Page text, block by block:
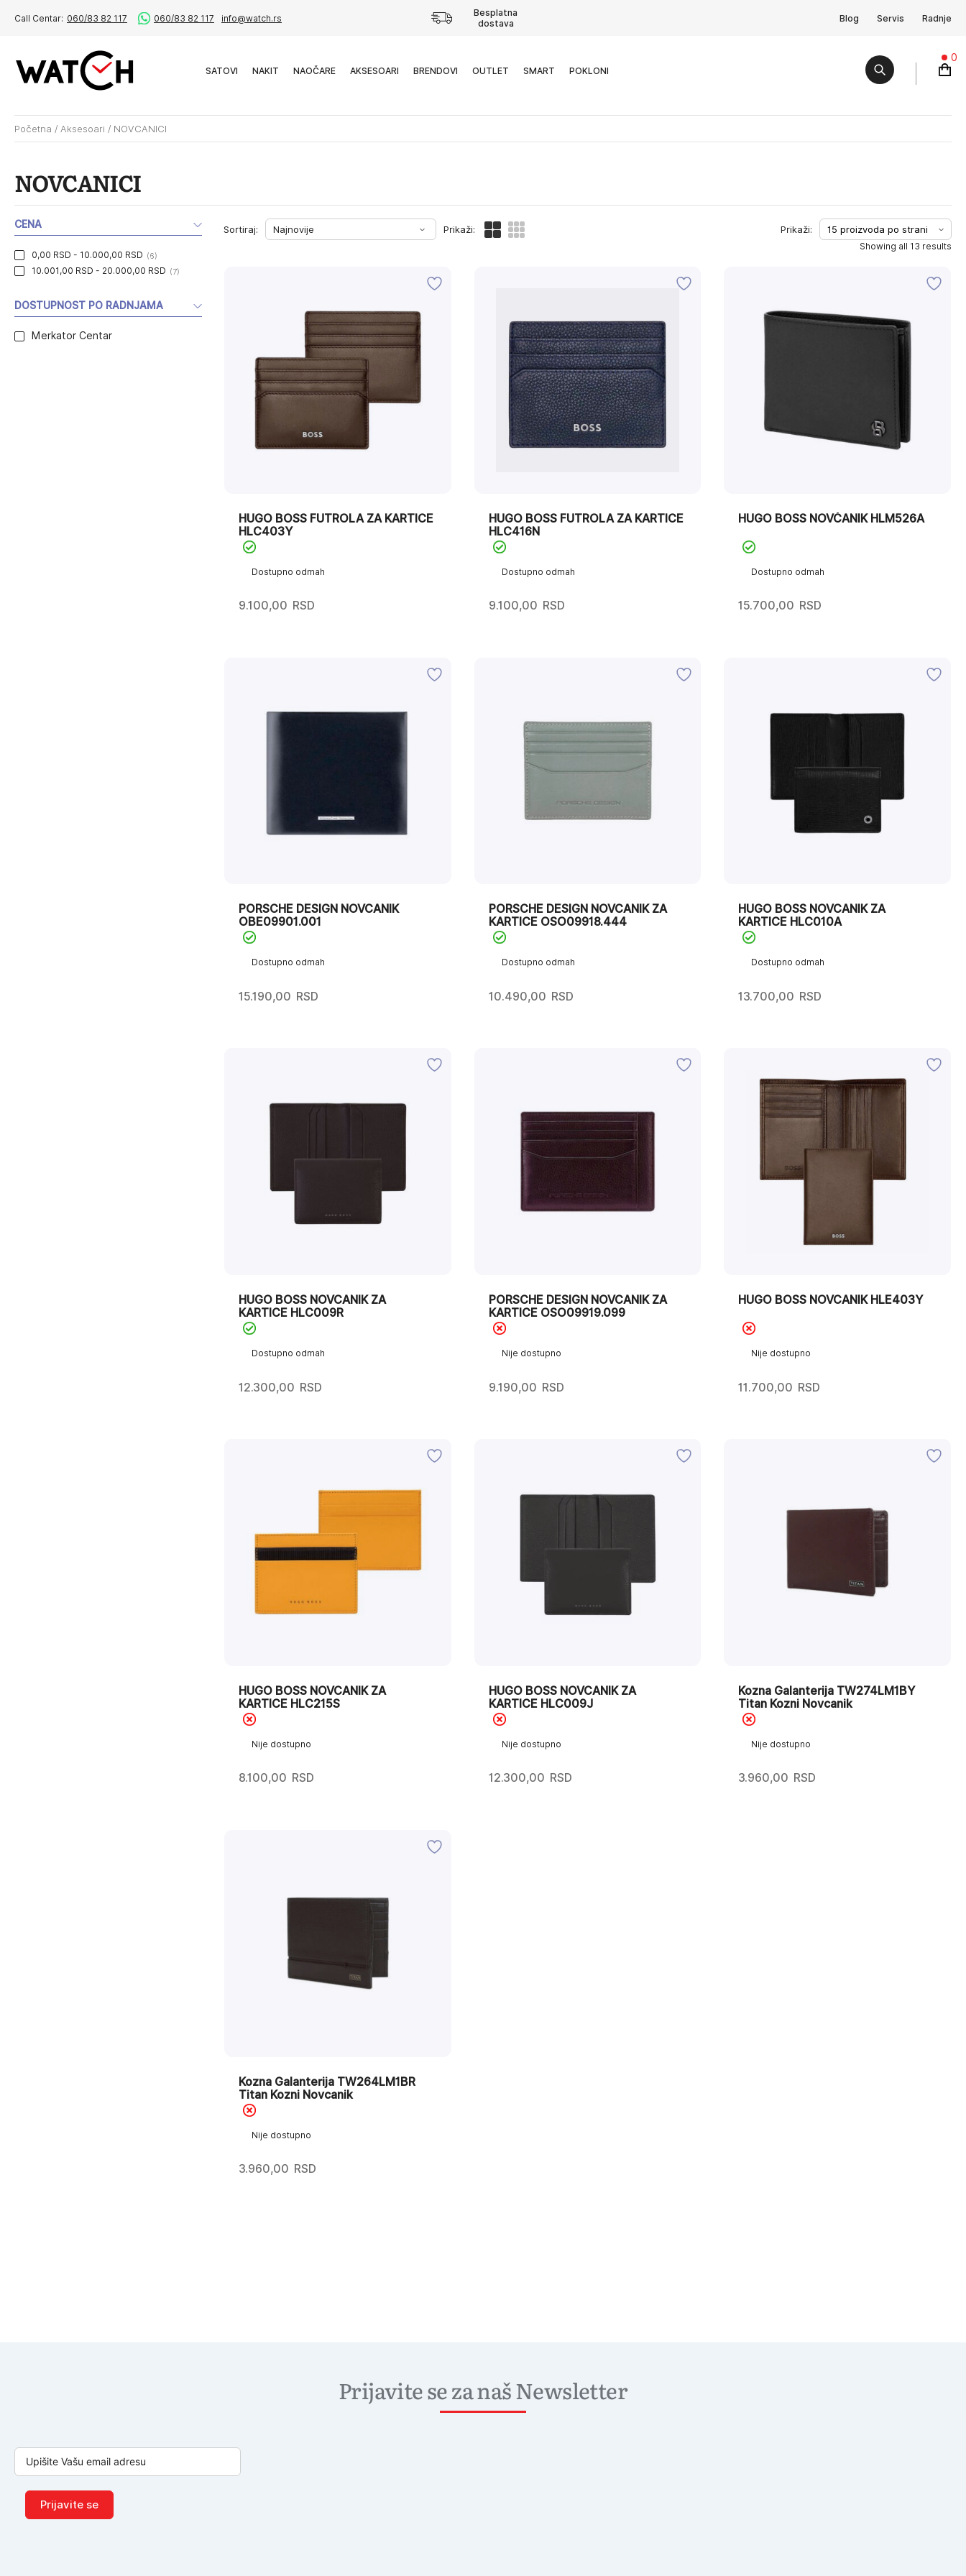
Call Centar: 060/83 82 117 060/83 82 117 info@watch.rs
Besplatna
dostava
Blog Servis Radnje
SATOVI NAKIT NAOČARE AKSESOARI BRENDOVI OUTLET SMART POKLONI
0
Početna / Aksesoari / NOVCANICI
NOVCANICI
Sortiraj: Prikaži:
Showing all 13 results
Dostupno odmah
HUGO BOSS FUTROLA ZA KARTICE
HLC403Y
9.100,00 RSD
Dostupno odmah
HUGO BOSS FUTROLA ZA KARTICE
HLC416N
9.100,00 RSD
Dostupno odmah
HUGO BOSS NOVČANIK HLM526A
15.700,00 RSD
Dostupno odmah
PORSCHE DESIGN NOVCANIK
OBE09901.001
15.190,00 RSD
Dostupno odmah
PORSCHE DESIGN NOVCANIK ZA
KARTICE OSO09918.444
10.490,00 RSD
Dostupno odmah
HUGO BOSS NOVCANIK ZA
KARTICE HLC010A
13.700,00 RSD
Dostupno odmah
HUGO BOSS NOVCANIK ZA
KARTICE HLC009R
12.300,00 RSD
Nije dostupno
PORSCHE DESIGN NOVCANIK ZA
KARTICE OSO09919.099
9.190,00 RSD
Nije dostupno
HUGO BOSS NOVCANIK HLE403Y
11.700,00 RSD
Nije dostupno
HUGO BOSS NOVCANIK ZA
KARTICE HLC215S
8.100,00 RSD
Nije dostupno
HUGO BOSS NOVCANIK ZA
KARTICE HLC009J
12.300,00 RSD
Nije dostupno
Kozna Galanterija TW274LM1BY
Titan Kozni Novcanik
3.960,00 RSD
Nije dostupno
Kozna Galanterija TW264LM1BR
Titan Kozni Novcanik
3.960,00 RSD
CENA
0,00 RSD - 10.000,00 RSD (6)
10.001,00 RSD - 20.000,00 RSD (7)
DOSTUPNOST PO RADNJAMA
Merkator Centar
Prijavite se za naš Newsletter
Prijavite se